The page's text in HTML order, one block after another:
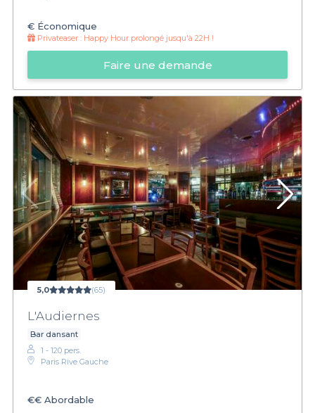
€ Économique
Privateaser : Happy Hour prolongé jusqu'à 22H !
Faire une demande
5,0 (65)
L'Audiernes
Bar dansant
1 - 120 pers.
Paris Rive Gauche
€€ Abordable